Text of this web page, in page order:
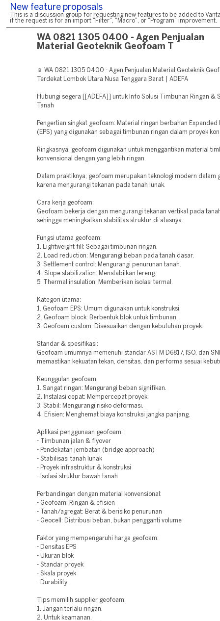
New feature proposals
This is a discussion group for requesting new features to be added to
if the request is for an import "Filter", "Macro", or "Program" improvement.
WA 0821 1305 0400 - Agen Penjualan
Material Geoteknik Geofoam T
📱 WA 0821 1305 0400 - Agen Penjualan Material Geoteknik
Terdekat Lombok Utara Nusa Tenggara Barat | ADEFA
Hubungi segera [[ADEFA]] untuk Info Solusi Timbunan Ringan &
Tanah
Pengertian singkat geofoam: Material ringan berbahan Expanded
(EPS) yang digunakan sebagai timbunan ringan dalam proyek
Ringkasnya, geofoam digunakan untuk menggantikan material
konvensional dengan yang lebih ringan.
Dalam praktiknya, geofoam merupakan teknologi modern dalam
karena mengurangi tekanan pada tanah lunak.
Cara kerja geofoam:
Geofoam bekerja dengan mengurangi tekanan vertikal pada
sehingga meningkatkan stabilitas struktur di atasnya.
Fungsi utama geofoam:
1. Lightweight fill: Sebagai timbunan ringan.
2. Load reduction: Mengurangi beban pada tanah dasar.
3. Settlement control: Mengurangi penurunan tanah.
4. Slope stabilization: Menstabilkan lereng.
5. Thermal insulation: Memberikan isolasi termal.
Kategori utama:
1. Geofoam EPS: Umum digunakan untuk konstruksi.
2. Geofoam block: Berbentuk blok untuk timbunan.
3. Geofoam custom: Disesuaikan dengan kebutuhan proyek.
Standar & spesifikasi:
Geofoam umumnya memenuhi standar ASTM D6817, ISO, dan
memastikan kekuatan tekan, densitas, dan performa sesuai
Keunggulan geofoam:
1. Sangat ringan: Mengurangi beban signifikan.
2. Instalasi cepat: Mempercepat proyek.
3. Stabil: Mengurangi risiko deformasi.
4. Efisien: Menghemat biaya konstruksi jangka panjang.
Aplikasi penggunaan geofoam:
- Timbunan jalan & flyover
- Pendekatan jembatan (bridge approach)
- Stabilisasi tanah lunak
- Proyek infrastruktur & konstruksi
- Isolasi struktur bawah tanah
Perbandingan dengan material konvensional:
- Geofoam: Ringan & efisien
- Tanah/agregat: Berat & berisiko penurunan
- Geocell: Distribusi beban, bukan pengganti volume
Faktor yang mempengaruhi harga geofoam:
- Densitas EPS
- Ukuran blok
- Standar proyek
- Skala proyek
- Durability
Tips memilih supplier geofoam:
1. Jangan terlalu ringan.
2. Untuk keamanan.